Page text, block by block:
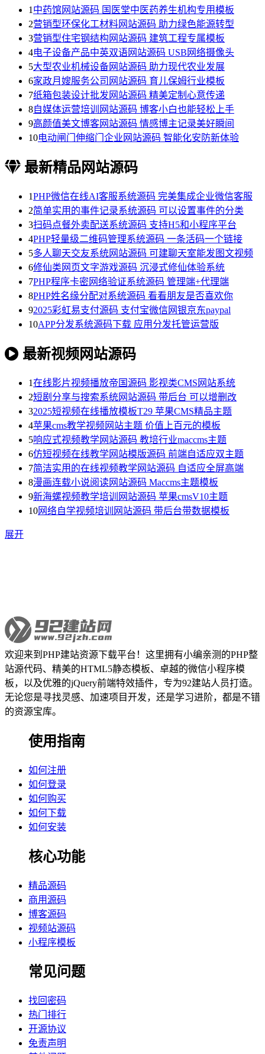
1 中药馆网站源码 国医堂中医药养生机构专用模板
2营销型环保化工材料网站源码 助力绿色能源转型
3营销型住宅钢结构网站源码 建筑工程专属模板
4电子设备产品中英双语网站源码 USB网络摄像头
5大型农业机械设备网站源码 助力现代农业发展
6家政月嫂服务公司网站源码 育儿保姆行业模板
7纸箱包装设计批发网站源码 精美定制心意传递
8自媒体运营培训网站源码 博客小白也能轻松上手
9高颜值美文博客网站源码 情感博主记录美好瞬间
10电动闸门伸缩门企业网站源码 智能化安防新体验
最新精品网站源码
1PHP微信在线AI客服系统源码 完美集成企业微信客服
2简单实用的事件记录系统源码 可以设置事件的分类
3扫码点餐外卖配送系统源码 支持H5和小程序平台
4PHP轻量级二维码管理系统源码 一条活码一个链接
5多人聊天交友系统网站源码 可建聊天室能发图文视频
6修仙类网页文字游戏源码 沉浸式修仙体验系统
7PHP程序卡密网络验证系统源码 管理端+代理端
8PHP姓名缘分配对系统源码 看看朋友是否喜欢你
92025彩虹易支付源码 支付宝微信网银京东paypal
10APP分发系统源码下载 应用分发托管运营版
最新视频网站源码
1在线影片视频播放帝国源码 影视类CMS网站系统
2短剧分享与搜索系统网站源码 带后台 可以增删改
32025短视频在线播放模板T29 苹果CMS精品主题
4苹果cms教学视频网站主题 价值上百元的模板
5响应式视频教学网站源码 教培行业maccms主题
6仿短视频在线教学网站模版源码 前端自适应双主题
7简洁实用的在线视频教学网站源码 自适应全屏高端
8漫画连载小说阅读网站源码 Maccms主题模板
9新海螺视频教学培训网站源码 苹果cmsV10主题
10网络自学视频培训网站源码 带后台带数据模板
展开
欢迎来到PHP建站资源下载平台！这里拥有小编亲测的PHP整
站源代码、精美的HTML5静态模板、卓越的微信小程序模
板，以及优雅的jQuery前端特效插件，专为92建站人员打造。
无论您是寻找灵感、加速项目开发，还是学习进阶，都是不错
的资源宝库。
使用指南
如何注册
如何登录
如何购买
如何下载
如何安装
核心功能
精品源码
商用源码
博客源码
视频站源码
小程序模板
常见问题
找回密码
热门排行
开源协议
免责声明